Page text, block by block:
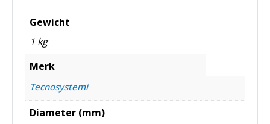
Gewicht
1 kg
Merk
Tecnosystemi
Diameter (mm)